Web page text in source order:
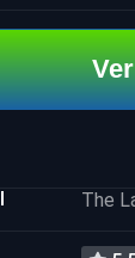
The